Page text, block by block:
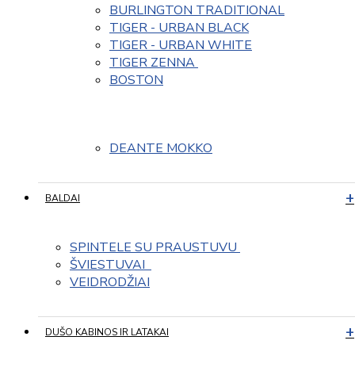
BURLINGTON TRADITIONAL
TIGER - URBAN BLACK
TIGER - URBAN WHITE
TIGER ZENNA
BOSTON
DEANTE MOKKO
BALDAI
SPINTELE SU PRAUSTUVU
ŠVIESTUVAI
VEIDRODŽIAI
DUŠO KABINOS IR LATAKAI